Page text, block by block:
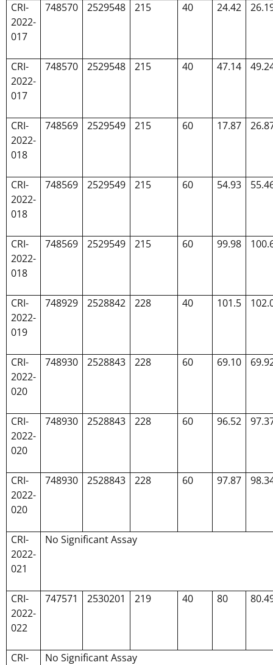
CRI-
2022-
017
748570 2529548 215 40 24.42
CRI-
2022-
017
748570 2529548 215 40 47.14
CRI-
2022-
018
748569 2529549 215 60 17.87
CRI-
2022-
018
748569 2529549 215 60 54.93
CRI-
2022-
018
748569 2529549 215 60 99.98
CRI-
2022-
019
748929 2528842 228 40 101.5
CRI-
2022-
020
748930 2528843 228 60 69.10
CRI-
2022-
020
748930 2528843 228 60 96.52
CRI-
2022-
020
748930 2528843 228 60 97.87
CRI-
2022-
021
No Significant Assay
CRI-
2022-
022
747571 2530201 219 40 80
CRI-
No Significant Assay